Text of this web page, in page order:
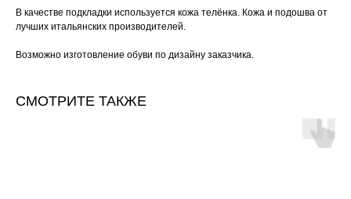
В качестве подкладки используется кожа телёнка. Кожа и подошва от
лучших итальянских производителей.
Возможно изготовление обуви по дизайну заказчика.
СМОТРИТЕ ТАКЖЕ